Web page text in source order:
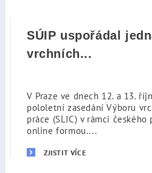
SÚIP uspořádal
vrchních...
V Praze ve dnech 12. a 13.
pololetní zasedání Výboru
práce (SLIC) v rámci
online formou....
ZJISTIT VÍCE